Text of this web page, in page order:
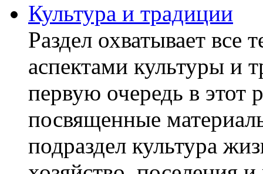
Культура и традиции
Раздел охватывает все
аспектами культуры и
первую очередь в этот
посвященные
подраздел культура